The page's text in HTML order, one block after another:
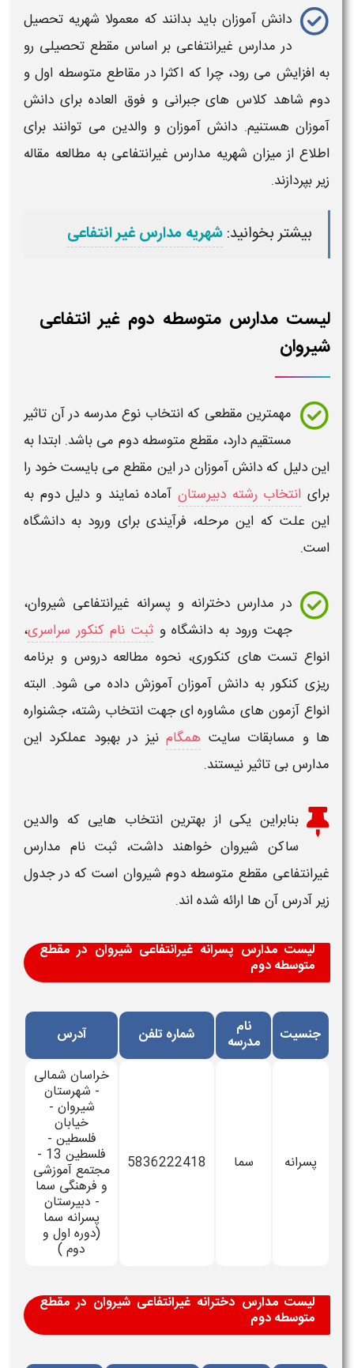
دانش آموزان باید بدانند که معمولا شهریه تحصیل
در مدارس غیرانتفاعی بر اساس مقطع تحصیلی رو
به افزایش می رود، چرا که اکثرا در مقاطع متوسطه اول و
دوم شاهد کلاس های جبرانی و فوق العاده برای دانش
آموزان هستنیم. دانش آموزان و والدین می توانند برای
اطلاع از میزان شهریه مدارس غیرانتفاعی به مطالعه مقاله
زیر بپردازند.
بیشتر بخوانید:شهریه مدارس غیر انتفاعی
لیست مدارس متوسطه دوم غیر انتفاعی
شیروان
مهمترین مقطعی که انتخاب نوع مدرسه در آن تاثیر
مستقیم دارد، مقطع متوسطه دوم می باشد. ابتدا به
این دلیل که دانش آموزان در این مقطع می بایست خود را
برای انتخاب رشته دبیرستان آماده نمایند و دلیل دوم به
این علت که این مرحله، فرآیندی برای ورود به دانشگاه
است.
در مدارس دخترانه و پسرانه غیرانتفاعی شیروان،
جهت ورود به دانشگاه وثبت نام کنکور سراسری،
انواع تست های کنکوری، نحوه مطالعه دروس و برنامه
ریزی کنکور به دانش آموزان آموزش داده می شود. البته
انواع آزمون های مشاوره ای جهت انتخاب رشته، جشنواره
ها و مسابقات سایت همگامنیز در بهبود عملکرد این
مدارس بی تاثیر نیستند.
بنابراین یکی از بهترین انتخاب هایی که والدین
ساکن شیروانخواهند داشت، ثبت نام مدارس
غیرانتفاعی مقطع متوسطه دوم شیروان است که در جدول
زیر آدرس آن ها ارائه شده اند.
لیست مدارس پسرانه غیرانتفاعی شیروان در مقطع
متوسطه دوم
جنسیت نام
مدرسه شماره تلفن آدرس
پسرانه سما 5836222418
خراسان شمالی
- شهرستان
شیروان -
خیابان
فلسطین -
فلسطین 13 -
مجتمع آموزشی
و فرهنگی سما
- دبیرستان
پسرانه سما
(دوره اول و
دوم )
لیست مدارس دخترانه غیرانتفاعی شیروان در مقطع
متوسطه دوم